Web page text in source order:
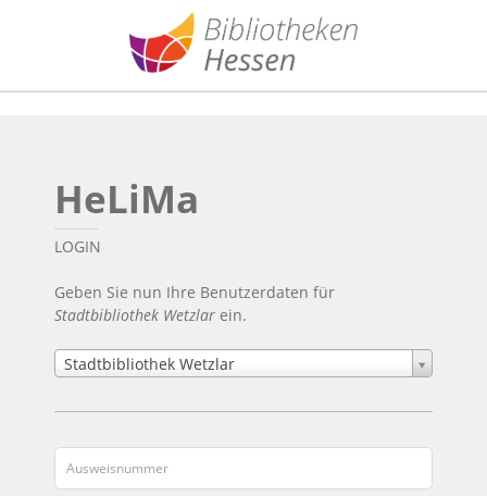
HeLiMa
LOGIN
Geben Sie nun Ihre Benutzerdaten für
Stadtbibliothek Wetzlar ein.
Stadtbibliothek Wetzlar